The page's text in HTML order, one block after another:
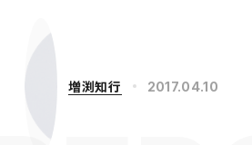
増渕知行 2017.04.10